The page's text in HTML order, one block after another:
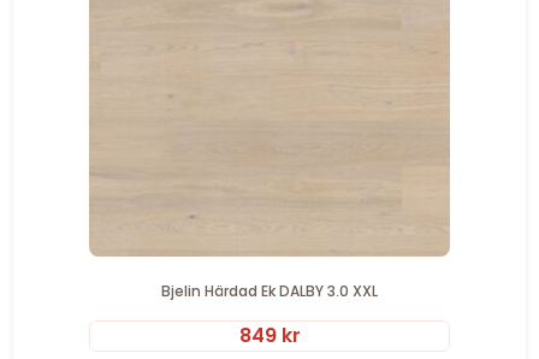
Bjelin Härdad Ek DALBY 3.0 XXL
849 kr